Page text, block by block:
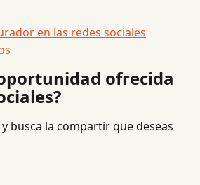
en las redes sociales
ofrecida
busca la compartir que deseas